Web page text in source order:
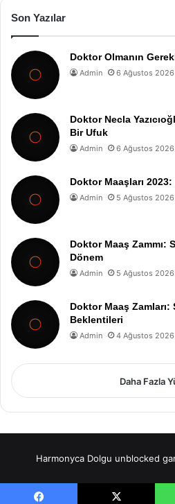
Son Yazılar
Doktor Olmanın
Admin 6 Ağustos 2026
Doktor Necla
Bir Ufuk
Admin 6 Ağustos 2026
Doktor Maaşları
Admin 5 Ağustos 2026
Doktor Maaş Zammı:
Dönem
Admin 5 Ağustos 2026
Doktor Maaş Zamları:
Beklentileri
Admin 4 Ağustos 2026
Daha Fazla
Harmonyca Dolgu unblocked